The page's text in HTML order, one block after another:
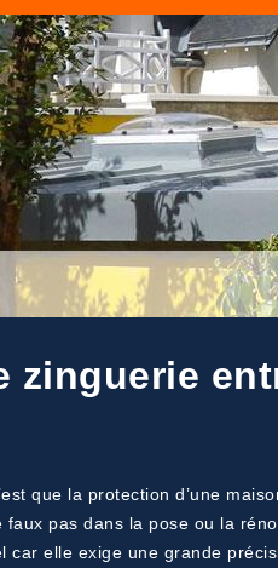
zinguerie
que la protection d’une
pas dans la pose ou la
car elle exige une grande